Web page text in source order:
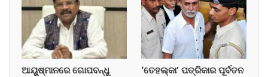
ଆୟୁଷ୍ମାନରେ ଗୋପବନ୍ଧୁ
‘ତେହଲ୍‌କା’ ପତ୍ରିକାର ପୂର୍ବତନ